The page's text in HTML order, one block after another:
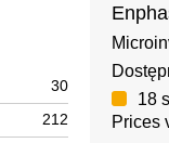
30
212
18
Prices